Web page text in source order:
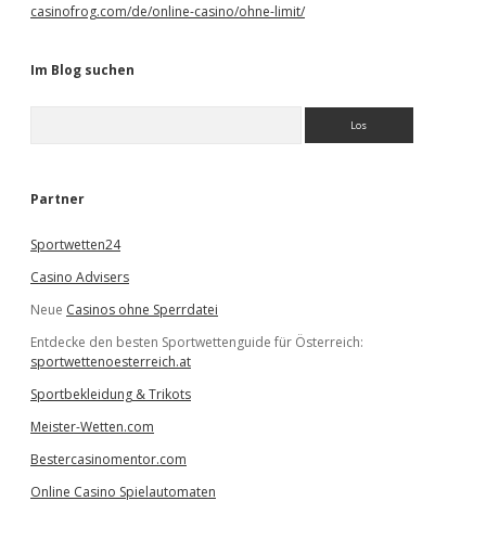
casinofrog.com/de/online-casino/ohne-limit/
Im Blog suchen
e
Partner
Sportwetten24
Casino Advisers
Neue Casinos ohne Sperrdatei
Entdecke den besten Sportwettenguide für Österreich:
sportwettenoesterreich.at
Sportbekleidung & Trikots
Meister-Wetten.com
Bestercasinomentor.com
Online Casino Spielautomaten